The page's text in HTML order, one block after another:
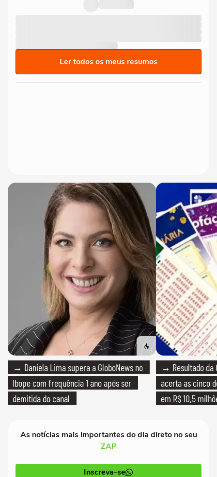
Ler todos os meus resumos
→ Daniela Lima supera a GloboNews no
Ibope com frequência 1 ano após ser
demitida do canal
→ Resultado da
acerta as cinco
em R$ 10,5
As notícias mais importantes do dia direto no seu
ZAP
Inscreva-se